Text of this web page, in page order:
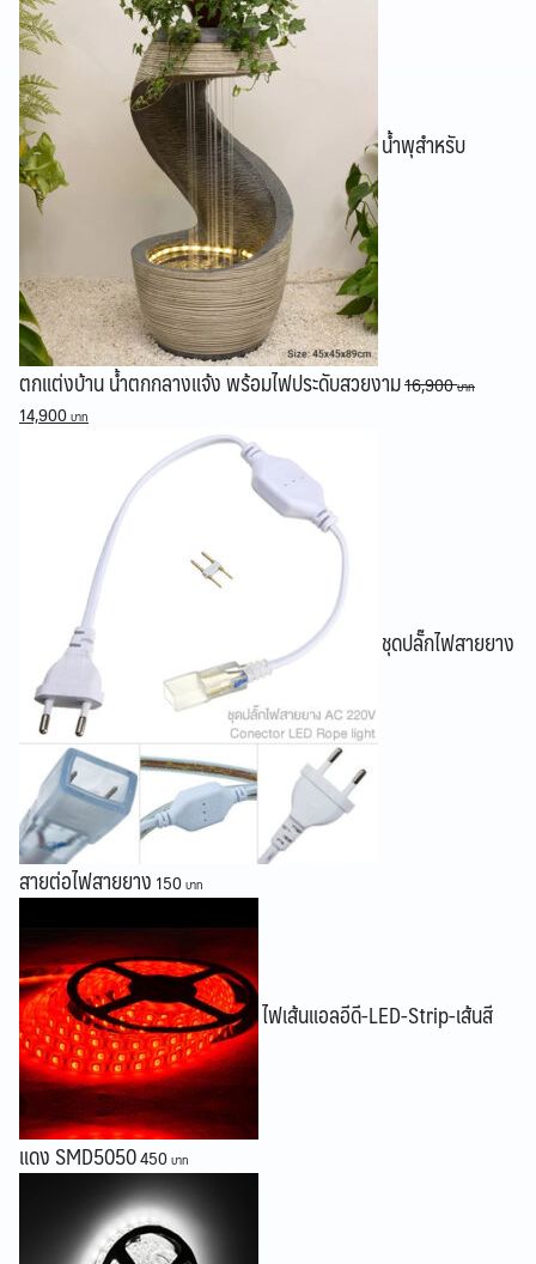
น้ำพุสำหรับ
ตกแต่งบ้าน น้ำตกกลางแจ้ง พร้อมไฟประดับสวยงาม16,900
Original
14,900
14,900 ฿.
ชุดปลั๊กไฟสายยาง
สายต่อไฟสายยาง 150
ไฟเส้นแอลอีดี-LED-Strip-เส้นสี
แดง SMD5050450